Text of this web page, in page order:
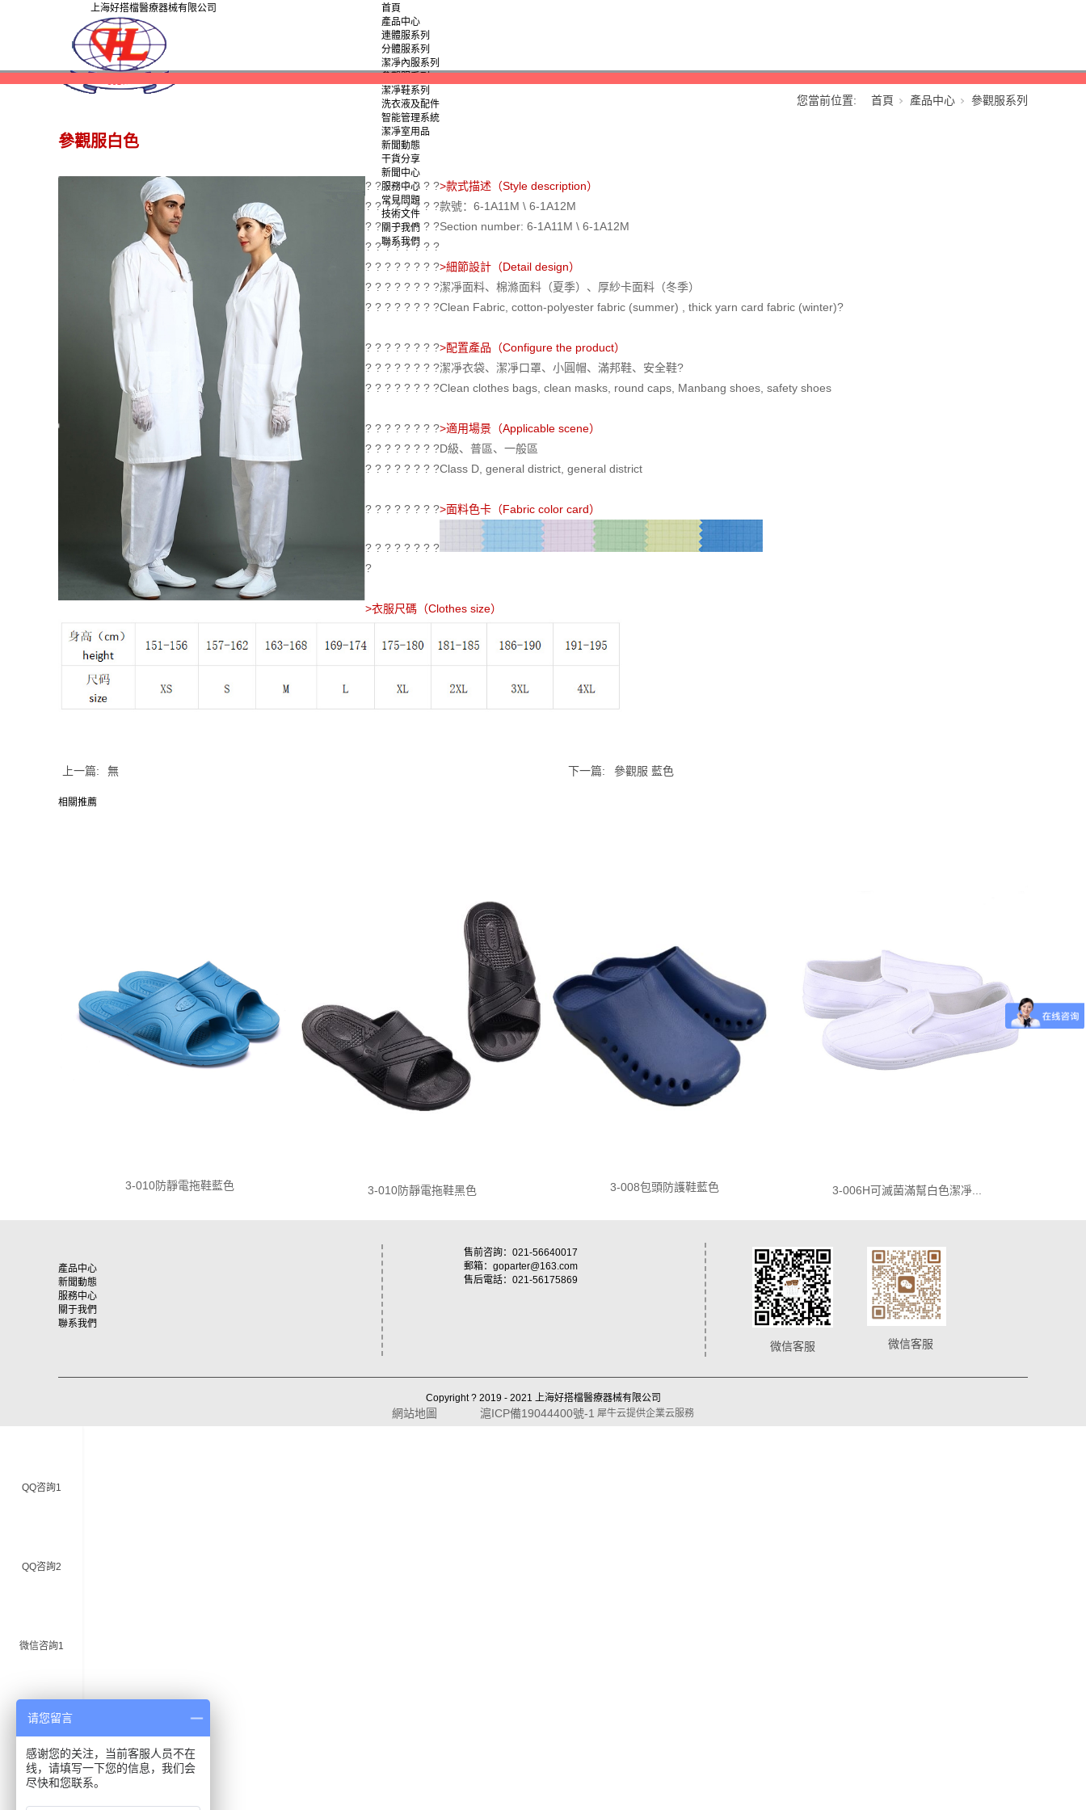
上海好搭檔醫療器械有限公司
首頁
產品中心
連體服系列
分體服系列
潔凈內服系列
潔凈鞋系列
洗衣液及配件
智能管理系統
潔凈室用品
新聞動態
干貨分享
新聞中心
服務中心
常見問題
技術文件
關于我們
聯系我們
您當前位置: 首頁 產品中心 參觀服系列
參觀服白色
? ? ? ? ? ? ? ?>款式描述（Style description）
? ? ? ? ? ? ? ?款號：6-1A11M \ 6-1A12M
? ? ? ? ? ? ? ?Section number: 6-1A11M \ 6-1A12M
? ? ? ? ? ? ? ?
? ? ? ? ? ? ? ?>細節設計（Detail design）
? ? ? ? ? ? ? ?潔凈面料、棉滌面料（夏季）、厚紗卡面料（冬季）
? ? ? ? ? ? ? ?Clean Fabric, cotton-polyester fabric (summer) , thick yarn card fabric (winter)?
? ? ? ? ? ? ? ?>配置產品（Configure the product）
? ? ? ? ? ? ? ?潔凈衣袋、潔凈口罩、小圓帽、滿邦鞋、安全鞋?
? ? ? ? ? ? ? ?Clean clothes bags, clean masks, round caps, Manbang shoes, safety shoes
? ? ? ? ? ? ? ?>適用場景（Applicable scene）
? ? ? ? ? ? ? ?D級、普區、一般區
? ? ? ? ? ? ? ?Class D, general district, general district
? ? ? ? ? ? ? ?>面料色卡（Fabric color card）
? ? ? ? ? ? ? ?
?
>衣服尺碼（Clothes size）
上一篇: 無 下一篇: 參觀服 藍色
相關推薦
3-010防靜電拖鞋藍色 3-010防靜電拖鞋黑色 3-008包頭防護鞋藍色 3-006H可滅菌滿幫白色潔凈...
產品中心
新聞動態
服務中心
關于我們
聯系我們
售前咨詢：021-56640017
郵箱：goparter@163.com
售后電話：021-56175869
微信客服 微信客服
Copyright ? 2019 - 2021 上海好搭檔醫療器械有限公司
網站地圖 滬ICP備19044400號-1 犀牛云提供企業云服務
QQ咨詢1
QQ咨詢2
微信咨詢1
微信咨詢2
電話咨詢
请您留言
感谢您的关注，当前客服人员不在
线，请填写一下您的信息，我们会
尽快和您联系。